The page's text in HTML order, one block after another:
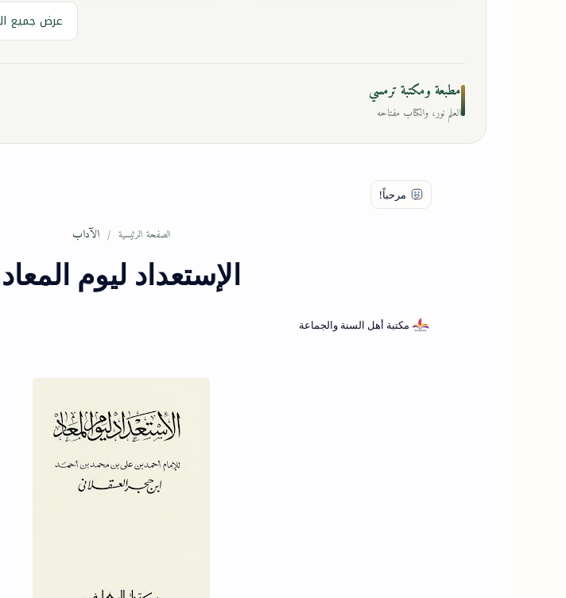
عرض جميع
مطبعة ومكتبة ترمسي
العلم نور، والكتاب مفتاحه
الصفحة الرئيسية الآداب
الإستعداد ليوم المعاد